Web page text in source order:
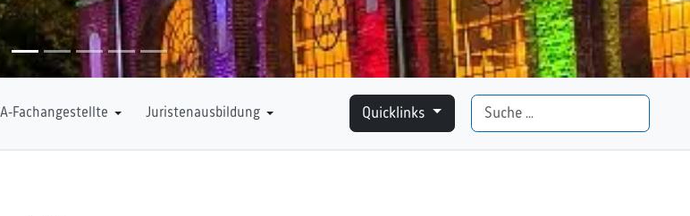
Fachangestellte Juristenausbildung Quicklinks Suchen